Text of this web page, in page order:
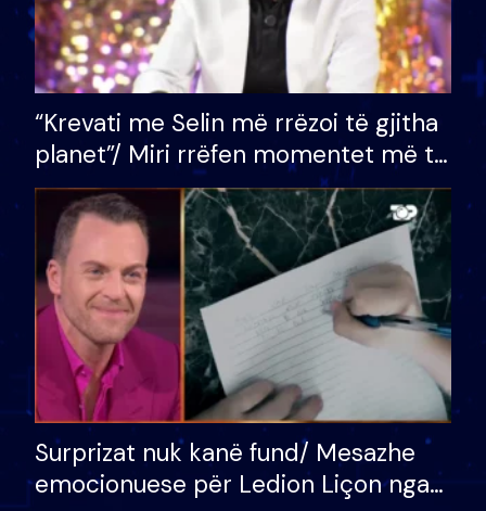
“Krevati me Selin më rrëzoi të gjitha
planet”/ Miri rrëfen momentet më të
bukura në shtëpinë e BB VIP: Do më
mungojë zilja e mëngjesit kur…
Surprizat nuk kanë fund/ Mesazhe
emocionuese për Ledion Liçon nga